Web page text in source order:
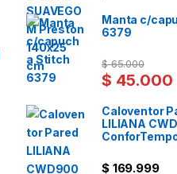
Manta c/
6379
$ 45.000
$65.000
Caloventor
LILIANA
$169.999